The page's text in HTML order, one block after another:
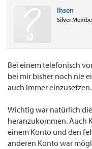
lhsen
Silver
Bei einem telefonisch
bei mir bisher noch nie
auch immer einzusetzen.
Wichtig war natürlich
heranzukommen. Auch
einem Konto und den
anderen Konto war